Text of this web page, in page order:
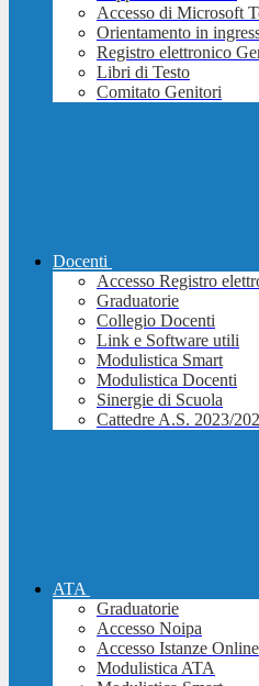
Accesso di Microsoft
Orientamento in
Registro elettronico
Libri di Testo
Comitato Genitori
Docenti
Accesso Registro
Graduatorie
Collegio Docenti
Link e Software utili
Modulistica Smart
Modulistica Docenti
Sinergie di Scuola
Cattedre A.S. 2023/
ATA
Graduatorie
Accesso Noipa
Accesso Istanze Online
Modulistica ATA